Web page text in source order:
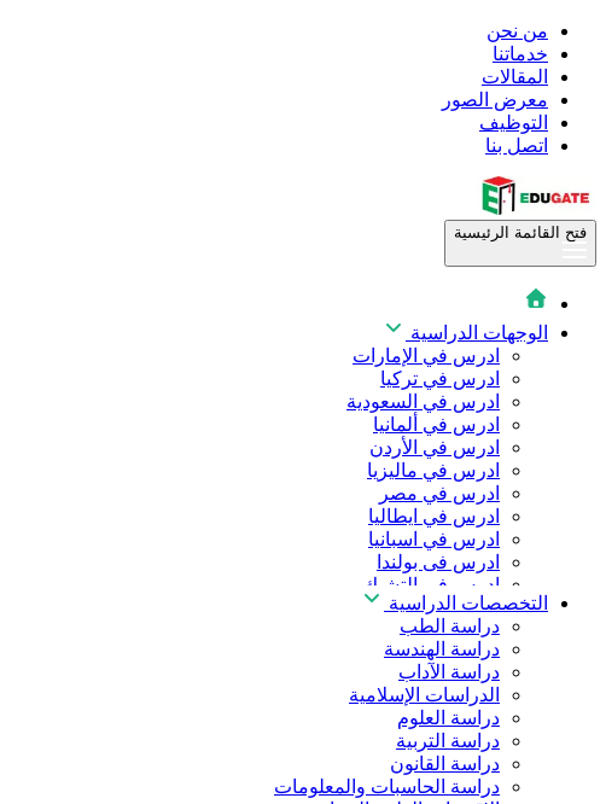
من نحن
خدماتنا
المقالات
معرض الصور
التوظيف
اتصل بنا
فتح القائمة الرئيسية
الوجهات الدراسية
ادرس في الإمارات
ادرس في تركيا
ادرس في السعودية
ادرس في ألمانيا
ادرس في الأردن
ادرس في ماليزيا
ادرس في مصر
ادرس في ايطاليا
ادرس في اسبانيا
ادرس فى بولندا
ادرس فى التشيك
ادرس في المجر
ادرس في الصين
التخصصات الدراسية
دراسة الطب
دراسة الهندسة
دراسة الآداب
الدراسات الإسلامية
دراسة العلوم
دراسة التربية
دراسة القانون
دراسة الحاسبات والمعلومات